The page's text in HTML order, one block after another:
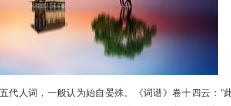
代人词，一般认为始自晏殊。《词谱》卷十四云：“